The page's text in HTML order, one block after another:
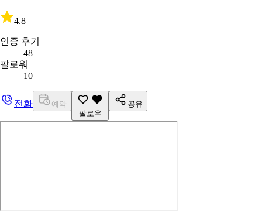
4.8
인증 후기
48
팔로워
10
전화
예약
팔로우
공유